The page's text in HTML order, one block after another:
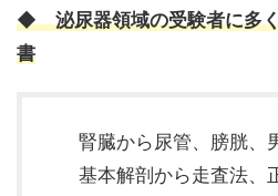
◆泌尿器領域の受験者に多
書
腎臓から尿管、膀胱、
基本解剖から走査法、